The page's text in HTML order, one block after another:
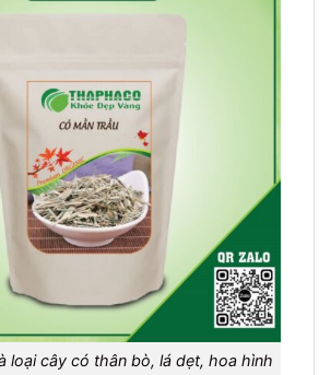
loại cây có thân bò, lá dẹt, hoa hình